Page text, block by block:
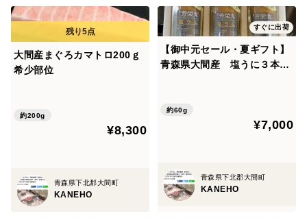
大間産まぐろカマトロ200ｇ
希少部位
約200g
¥8,300
青森県下北郡大間町
KANEHO
すぐに出荷
【御中元セール・夏ギフト】
青森県大間産 塩うに３本セ
約60g
¥7,000
青森県下北郡大間町
KANEHO